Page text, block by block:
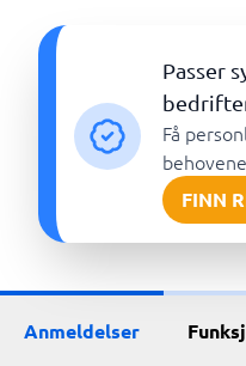
Passer
Få
FINN
Anmeldelser